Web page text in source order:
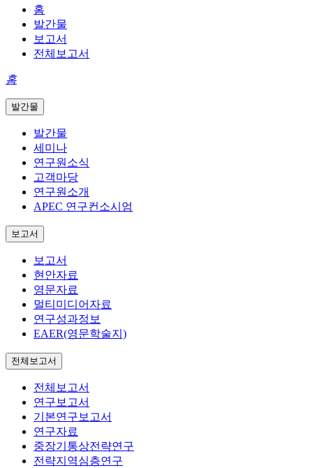
홈
발간물
보고서
전체보고서
홈
발간물
발간물
세미나
연구원소식
고객마당
연구원소개
APEC 연구컨소시엄
보고서
보고서
현안자료
영문자료
멀티미디어자료
연구성과정보
EAER(영문학술지)
전체보고서
전체보고서
연구보고서
기본연구보고서
연구자료
중장기통상전략연구
전략지역심층연구